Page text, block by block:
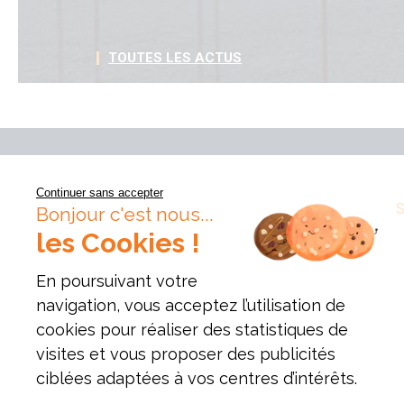
TOUTES LES ACTUS
VOS QUESTIONS PRESSE PUBLICATIONS
Continuer sans accepter
Bonjour c'est nous...
les Cookies !
En poursuivant votre
navigation, vous acceptez l’utilisation de
cookies pour réaliser des statistiques de
visites et vous proposer des publicités
ciblées adaptées à vos centres d’intérêts.